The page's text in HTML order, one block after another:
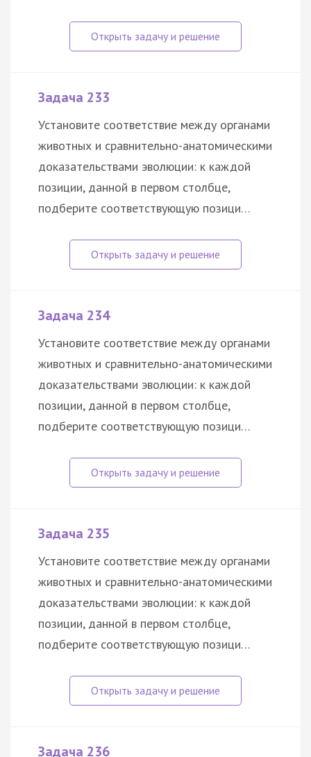
Задача 233
Установите соответствие между органами
животных и сравнительно-анатомическими
доказательствами эволюции: к каждой
позиции, данной в первом столбце,
подберите соответствующую позици…
Задача 234
Установите соответствие между органами
животных и сравнительно-анатомическими
доказательствами эволюции: к каждой
позиции, данной в первом столбце,
подберите соответствующую позици…
Задача 235
Установите соответствие между органами
животных и сравнительно-анатомическими
доказательствами эволюции: к каждой
позиции, данной в первом столбце,
подберите соответствующую позици…
Задача 236